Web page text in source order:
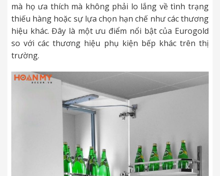
mà họ ưa thích mà không phải lo lắng về tình trạng
thiếu hàng hoặc sự lựa chọn hạn chế như các thương
hiệu khác. Đây là một ưu điểm nổi bật của Eurogold
so với các thương hiệu phụ kiện bếp khác trên thị
trường.